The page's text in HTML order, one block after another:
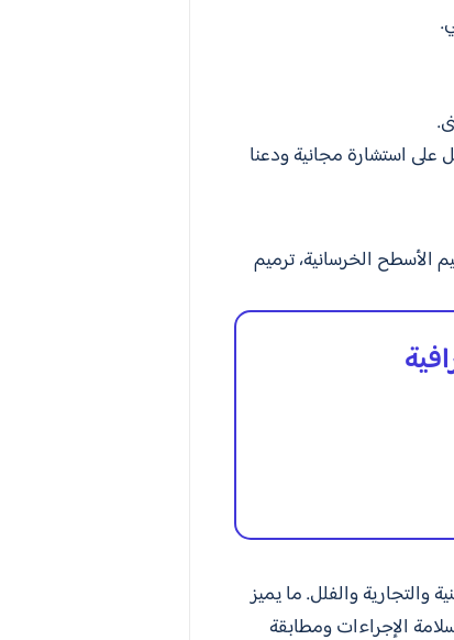
على استشارة مجانية ودعنا
الأسطح الخرسانية، ترميم
والتجارية والفلل. ما يميز
الإجراءات ومطابقة